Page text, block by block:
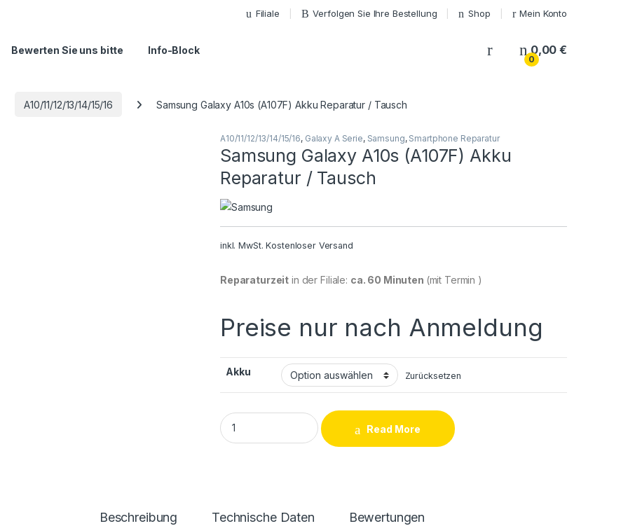
Filiale Verfolgen Sie Ihre Bestellung Shop Mein Konto
Bewerten Sie uns bitte Info-Block My Account
0
0,00€
A10/11/12/13/14/15/16 Samsung Galaxy A10s (A107F) Akku Reparatur / Tausch
A10/11/12/13/14/15/16, Galaxy A Serie, Samsung, Smartphone Reparatur
Samsung Galaxy A10s (A107F) Akku
Reparatur / Tausch
inkl. MwSt. Kostenloser Versand
Reparaturzeit in der Filiale: ca. 60 Minuten (mit Termin )
Preise nur nach Anmeldung
Akku Zurücksetzen
Samsung Galaxy A10s (A107F) Akku Reparatur / Tausch quantity
Read More
Beschreibung Technische Daten Bewertungen